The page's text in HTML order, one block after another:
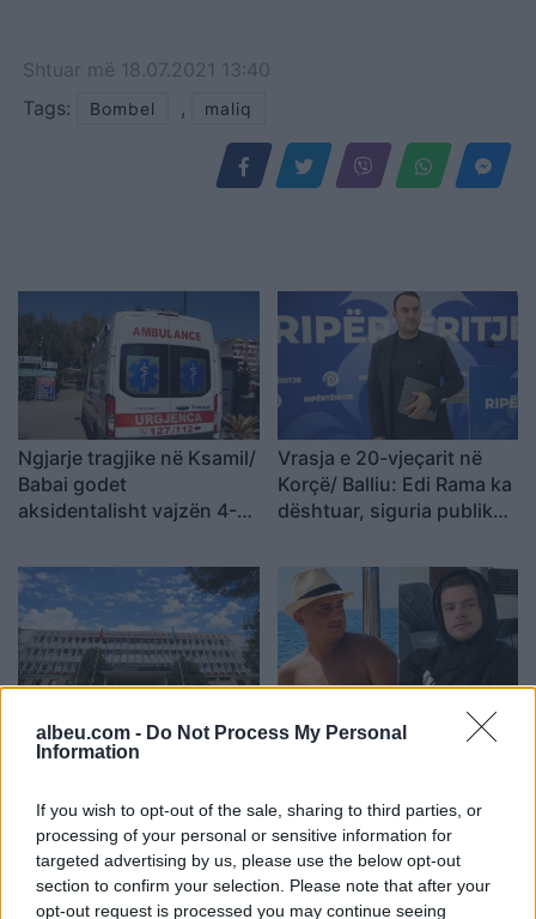
albeu.com - Do Not Process My Personal
Information
If you wish to opt-out of the sale, sharing to third parties, or
processing of your personal or sensitive information for
targeted advertising by us, please use the below opt-out
section to confirm your selection. Please note that after your
opt-out request is processed you may continue seeing
Shtuar më 18.07.2021 13:40
Tags:
Bombel , maliq
Ngjarje tragjike në Ksamil/
Babai godet
aksidentalisht vajzën 4-
humb jetën
Vrasja e 20-vjeçarit në
Korçë/ Balliu: Edi Rama ka
dështuar, siguria publike
kronike dhe thirrja “Jepe
dorëheqjen” merr tjetër
peshë
Shqipëria i përgjigjet
Zelenskyt për Kosovën:
është i gabuar
VIDEO/ Publikohet
akuzohet për vrasjen e
Joan Zukos